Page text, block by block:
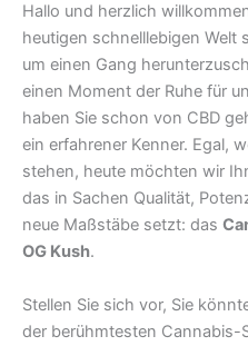
Hallo und herzlich
heutigen schnelllebigen Welt
um einen Gang
einen Moment der Ruhe für
haben Sie schon von CBD
ein erfahrener Kenner. Egal,
stehen, heute möchten wir
das in Sachen Qualität,
neue Maßstäbe setzt: das
OG Kush.
Stellen Sie sich vor, Sie
der berühmtesten Cannabis-